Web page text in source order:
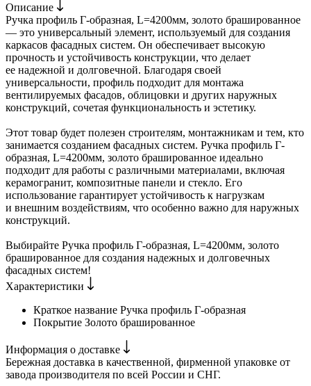
Описание
Ручка профиль Г-образная, L=4200мм, золото брашированное
— это универсальный элемент, используемый для создания
каркасов фасадных систем. Он обеспечивает высокую
прочность и устойчивость конструкции, что делает
ее надежной и долговечной. Благодаря своей
универсальности, профиль подходит для монтажа
вентилируемых фасадов, облицовки и других наружных
конструкций, сочетая функциональность и эстетику.
Этот товар будет полезен строителям, монтажникам и тем, кто
занимается созданием фасадных систем. Ручка профиль Г-
образная, L=4200мм, золото брашированное идеально
подходит для работы с различными материалами, включая
керамогранит, композитные панели и стекло. Его
использование гарантирует устойчивость к нагрузкам
и внешним воздействиям, что особенно важно для наружных
конструкций.
Выбирайте Ручка профиль Г-образная, L=4200мм, золото
брашированное для создания надежных и долговечных
фасадных систем!
Характеристики
Краткое название Ручка профиль Г-образная
Покрытие Золото брашированное
Информация о доставке
Бережная доставка в качественной, фирменной упаковке от
завода производителя по всей России и СНГ.